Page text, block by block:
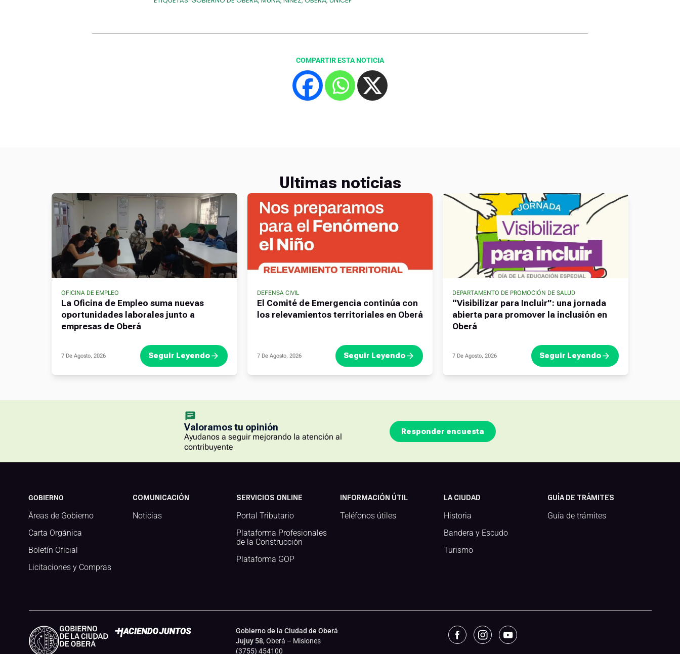
COMPARTIR ESTA NOTICIA
Ultimas noticias
OFICINA DE EMPLEO
La Oficina de Empleo suma nuevas
oportunidades laborales junto a
empresas de Oberá
7 De Agosto, 2026 Seguir Leyendo
DEFENSA CIVIL
El Comité de Emergencia continúa con
los relevamientos territoriales en Oberá
7 De Agosto, 2026 Seguir Leyendo
DEPARTAMENTO DE PROMOCIÓN DE SALUD
“Visibilizar para Incluir”: una jornada
abierta para promover la inclusión en
Oberá
7 De Agosto, 2026 Seguir Leyendo
Valoramos tu opinión
Ayudanos a seguir mejorando la atención al
contribuyente
Responder encuesta
GOBIERNO
Áreas de Gobierno
Carta Orgánica
Boletín Oficial
Licitaciones y Compras
COMUNICACIÓN
Noticias
SERVICIOS ONLINE
Portal Tributario
Plataforma Profesionales
de la Construcción
Plataforma GOP
INFORMACIÓN ÚTIL
Teléfonos útiles
LA CIUDAD
Historia
Bandera y Escudo
Turismo
GUÍA DE TRÁMITES
Guía de trámites
Gobierno de la Ciudad de Oberá
Jujuy 58, Oberá – Misiones
(3755) 454100